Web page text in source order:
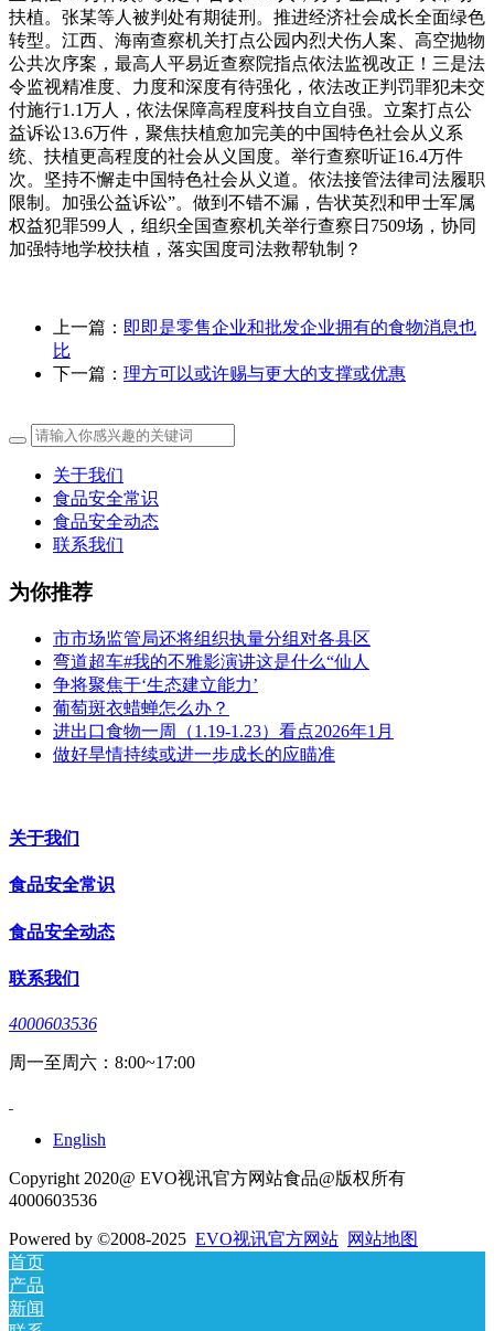
上一篇： 即即是零售企业和批发企业拥有的食物消息也
比
下一篇： 理方可以或许赐与更大的支撑或优惠
关于我们
食品安全常识
食品安全动态
联系我们
为你推荐
市市场监管局还将组织执量分组对各县区
弯道超车#我的不雅影演讲这是什么“仙人
争将聚焦于‘生态建立能力’
葡萄斑衣蜡蝉怎么办？
进出口食物一周（1.19-1.23）看点2026年1月
做好旱情持续或进一步成长的应瞄准
关于我们
食品安全常识
食品安全动态
联系我们
4000603536
周一至周六：8:00~17:00
English
Copyright 2020@ EVO视讯官方网站食品@版权所有
4000603536
Powered by ©2008-2025 EVO视讯官方网站 网站地图
首页
产品
新闻